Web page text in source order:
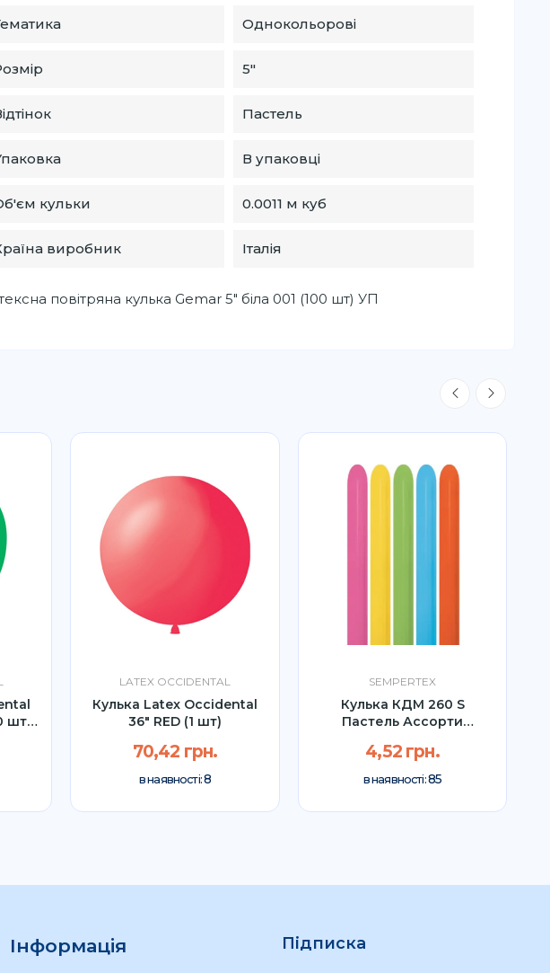
Однокольорові
5″
Пастель
В упаковці
кульки 0.0011 м куб
виробник Італія
повітряна кулька Gemar 5" біла 001 (100 шт) УП
шт)
LATEX OCCIDENTAL
Кулька Latex Occidental
36" RED (1 шт)
70,42 грн.
в наявності:8
SEMPERTEX
Кулька КДМ 260 S
Пастель Ассорти
4,52 грн.
в наявності:85
Інформація Підписка